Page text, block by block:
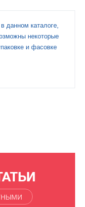
данном каталоге,
некоторые
и фасовке